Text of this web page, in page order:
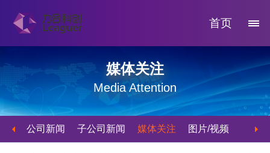
首页
媒体关注
Media Attention
公司新闻 子公司新闻 媒体关注 图片/视频